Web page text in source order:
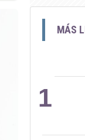
MÁS
1
2